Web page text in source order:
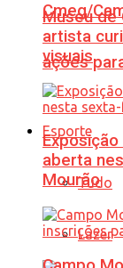
Cmeg/
ações
Esporte
Tudo
Lazer
Museu de
artista
visuais
Exposição
aberta
Mourão